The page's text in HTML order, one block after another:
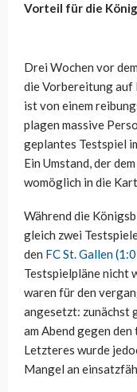
Vorteil für die
Drei Wochen vor
die Vorbereitung auf
ist von einem
plagen massive
geplantes Testspiel
Ein Umstand, der
womöglich in die
Während die
gleich zwei
den FC St. Gallen
Testspielpläne nicht
waren für den
angesetzt: zunächst
am Abend gegen
Letzteres wurde
Mangel an